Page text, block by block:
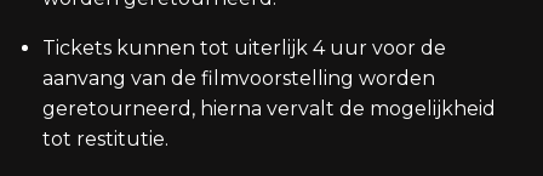
Tickets kunnen tot uiterlijk 4 uur voor de
aanvang van de filmvoorstelling worden
geretourneerd, hierna vervalt de mogelijkheid
tot restitutie.